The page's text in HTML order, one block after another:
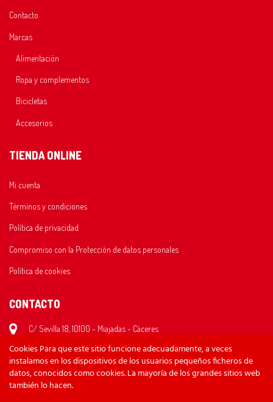
Contacto
Marcas
Alimentación
Ropa y complementos
Bicicletas
Accesorios
TIENDA ONLINE
Mi cuenta
Términos y condiciones
Política de privacidad
Compromiso con la Protección de datos personales
Política de cookies
CONTACTO
C/ Sevilla 18, 10100 - Miajadas - Cáceres
620 26 35 59
bikesraul@gmail.com
Lunes/Viernes: 10:30 - 14:00 y 17:00 - 20:30
Cookies Para que este sitio funcione adecuadamente, a veces
instalamos en los dispositivos de los usuarios pequeños ficheros de
datos, conocidos como cookies. La mayoría de los grandes sitios web
también lo hacen.